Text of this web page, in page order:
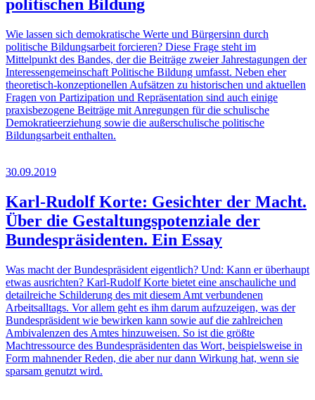
politischen Bildung
Wie lassen sich demokratische Werte und Bürgersinn durch
politische Bildungsarbeit forcieren? Diese Frage steht im
Mittelpunkt des Bandes, der die Beiträge zweier Jahrestagungen der
Interessengemeinschaft Politische Bildung umfasst. Neben eher
theoretisch-konzeptionellen Aufsätzen zu historischen und aktuellen
Fragen von Partizipation und Repräsentation sind auch einige
praxisbezogene Beiträge mit Anregungen für die schulische
Demokratieerziehung sowie die außerschulische politische
Bildungsarbeit enthalten.
30.09.2019
Karl-Rudolf Korte: Gesichter der Macht.
Über die Gestaltungspotenziale der
Bundespräsidenten. Ein Essay
Was macht der Bundespräsident eigentlich? Und: Kann er überhaupt
etwas ausrichten? Karl-Rudolf Korte bietet eine anschauliche und
detailreiche Schilderung des mit diesem Amt verbundenen
Arbeitsalltags. Vor allem geht es ihm darum aufzuzeigen, was der
Bundespräsident wie bewirken kann sowie auf die zahlreichen
Ambivalenzen des Amtes hinzuweisen. So ist die größte
Machtressource des Bundespräsidenten das Wort, beispielsweise in
Form mahnender Reden, die aber nur dann Wirkung hat, wenn sie
sparsam genutzt wird.